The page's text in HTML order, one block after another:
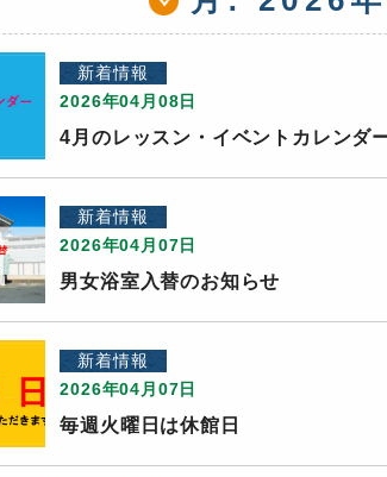
新着情報
2026年04月08日
4月のレッスン・イベントカレンダ
新着情報
2026年04月07日
男女浴室入替のお知らせ
新着情報
2026年04月07日
毎週火曜日は休館日